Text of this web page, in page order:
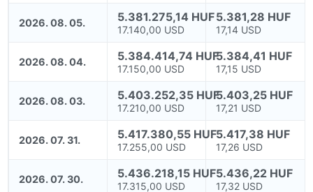
2026. 08. 05. 5.381.275,14 HUF
17.140,00 USD
5.381,28 HUF
17,14 USD
2026. 08. 04. 5.384.414,74 HUF
17.150,00 USD
5.384,41 HUF
17,15 USD
2026. 08. 03. 5.403.252,35 HUF
17.210,00 USD
5.403,25 HUF
17,21 USD
2026. 07. 31. 5.417.380,55 HUF
17.255,00 USD
5.417,38 HUF
17,26 USD
2026. 07. 30. 5.436.218,15 HUF
17.315,00 USD
5.436,22 HUF
17,32 USD